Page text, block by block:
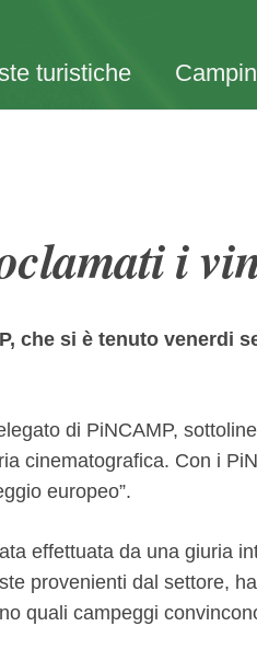
turistiche
i
che si è tenuto venerdi
di PiNCAMP,
cinematografica. Con i
europeo”.
effettuata da una giuria
provenienti dal settore,
quali campeggi